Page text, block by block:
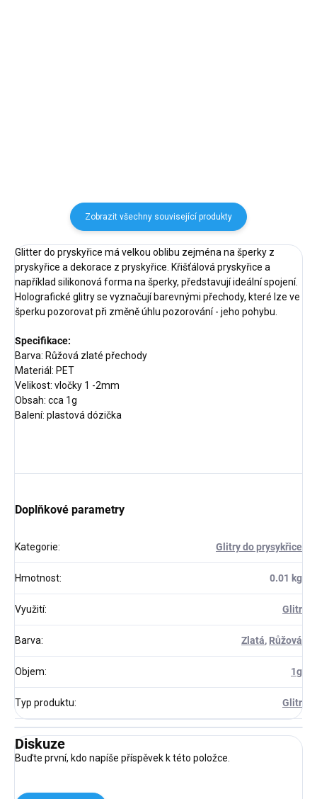
Zobrazit všechny související produkty
Glitter do pryskyřice má velkou oblibu zejména na šperky z
pryskyřice a dekorace z pryskyřice. Křišťálová pryskyřice a
například silikonová forma na šperky, představují ideální spojení.
Holografické glitry se vyznačují barevnými přechody, které lze ve
šperku pozorovat při změně úhlu pozorování - jeho pohybu.
Specifikace:
Barva: Růžová zlaté přechody
Materiál: PET
Velikost: vločky 1 -2mm
Obsah: cca 1g
Balení: plastová dózička
Doplňkové parametry
Kategorie: Glitry do prysykřice
Hmotnost: 0.01 kg
Využití: Glitr
Barva: Zlatá, Růžová
Objem: 1g
Typ produktu: Glitr
Diskuze
Buďte první, kdo napíše příspěvek k této položce.